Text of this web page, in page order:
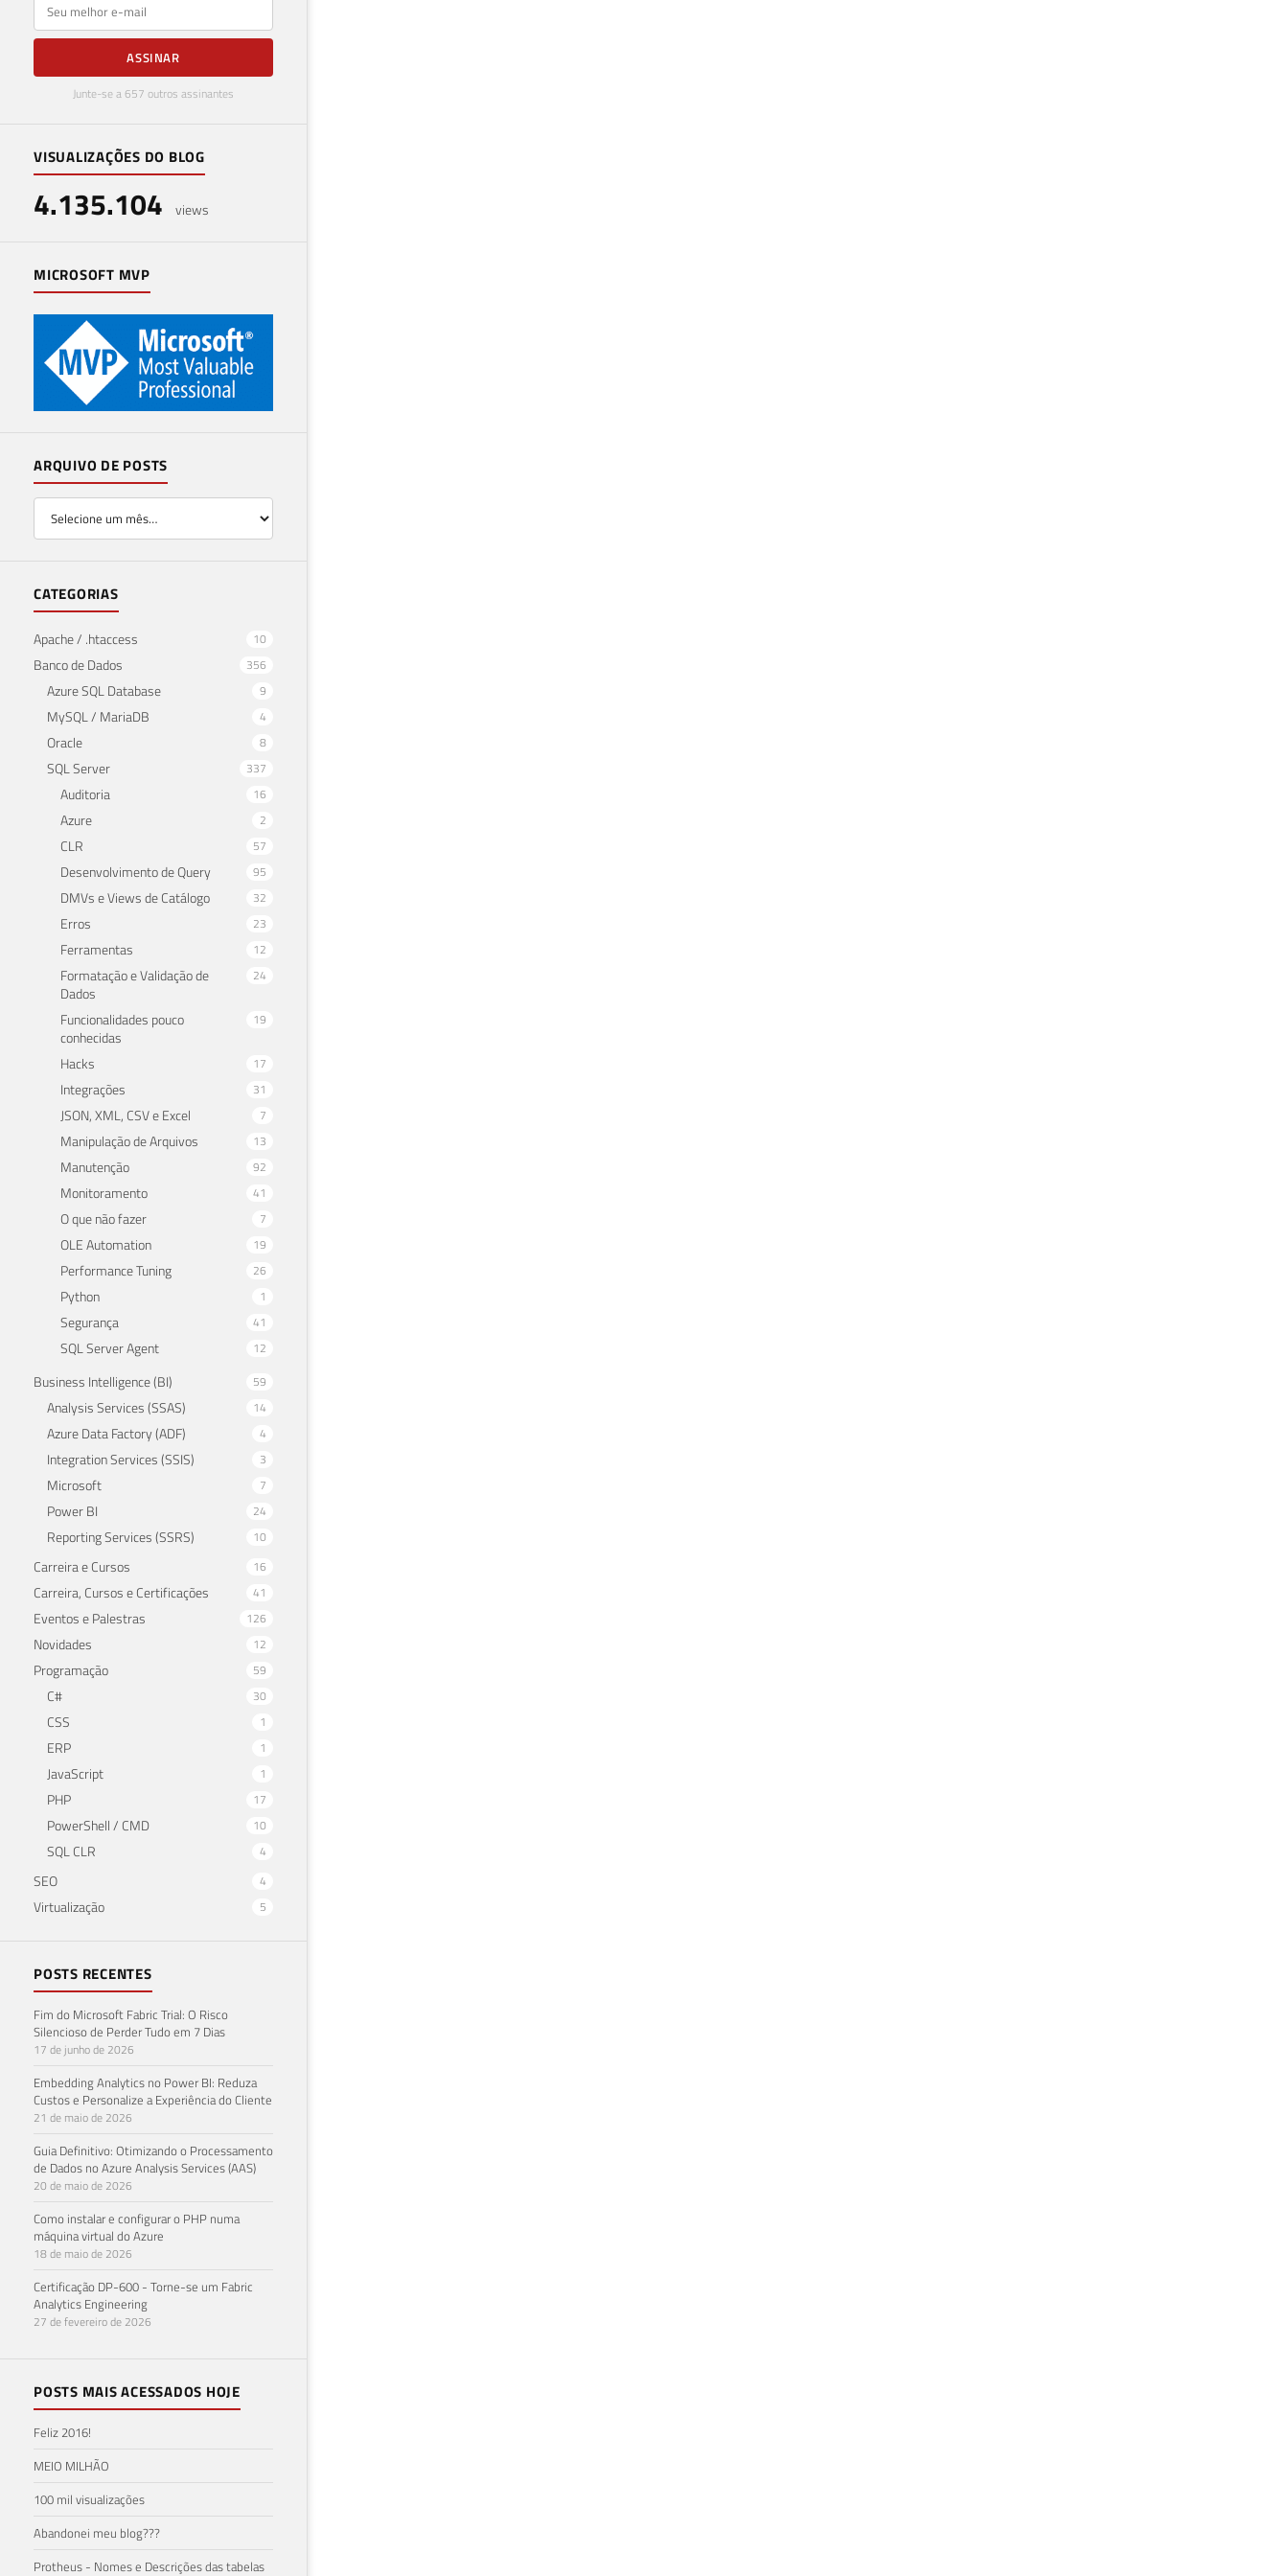
ASSINAR
Junte-se a 657 outros assinantes
VISUALIZAÇÕES DO BLOG
4.135.104 views
MICROSOFT MVP
ARQUIVO DE POSTS
CATEGORIAS
Apache / .htaccess 10
Banco de Dados 356
Azure SQL Database 9
MySQL / MariaDB 4
Oracle 8
SQL Server 337
Auditoria 16
Azure 2
CLR 57
Desenvolvimento de Query 95
DMVs e Views de Catálogo 32
Erros 23
Ferramentas 12
Formatação e Validação de
Dados
24
Funcionalidades pouco
conhecidas
19
Hacks 17
Integrações 31
JSON, XML, CSV e Excel 7
Manipulação de Arquivos 13
Manutenção 92
Monitoramento 41
O que não fazer 7
OLE Automation 19
Performance Tuning 26
Python 1
Segurança 41
SQL Server Agent 12
Business Intelligence (BI) 59
Analysis Services (SSAS) 14
Azure Data Factory (ADF) 4
Integration Services (SSIS) 3
Microsoft 7
Power BI 24
Reporting Services (SSRS) 10
Carreira e Cursos 16
Carreira, Cursos e Certificações 41
Eventos e Palestras 126
Novidades 12
Programação 59
C# 30
CSS 1
ERP 1
JavaScript 1
PHP 17
PowerShell / CMD 10
SQL CLR 4
SEO 4
Virtualização 5
POSTS RECENTES
Fim do Microsoft Fabric Trial: O Risco
Silencioso de Perder Tudo em 7 Dias
17 de junho de 2026
Embedding Analytics no Power BI: Reduza
Custos e Personalize a Experiência do Cliente
21 de maio de 2026
Guia Definitivo: Otimizando o Processamento
de Dados no Azure Analysis Services (AAS)
20 de maio de 2026
Como instalar e configurar o PHP numa
máquina virtual do Azure
18 de maio de 2026
Certificação DP-600 - Torne-se um Fabric
Analytics Engineering
27 de fevereiro de 2026
POSTS MAIS ACESSADOS HOJE
Feliz 2016!
MEIO MILHÃO
100 mil visualizações
Abandonei meu blog???
Protheus - Nomes e Descrições das tabelas